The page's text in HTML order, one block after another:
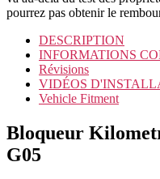
pourrez pas obtenir le
DESCRIPTION
INFORMATIONS
Révisions
VIDÉOS
Vehicle Fitment
Bloqueur
G05